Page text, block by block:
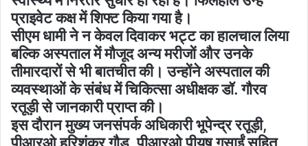
प्राइवेट कक्ष में शिफ्ट किया गया है।
सीएम धामी ने न केवल दिवाकर भट्ट का हालचाल लिया
बल्कि अस्पताल में मौजूद अन्य मरीजों और उनके
तीमारदारों से भी बातचीत की। उन्होंने अस्पताल की
व्यवस्थाओं के संबंध में चिकित्सा अधीक्षक डॉ. गौरव
रतूड़ी से जानकारी प्राप्त की।
इस दौरान मुख्य जनसंपर्क अधिकारी भूपेन्द्र रतूड़ी,